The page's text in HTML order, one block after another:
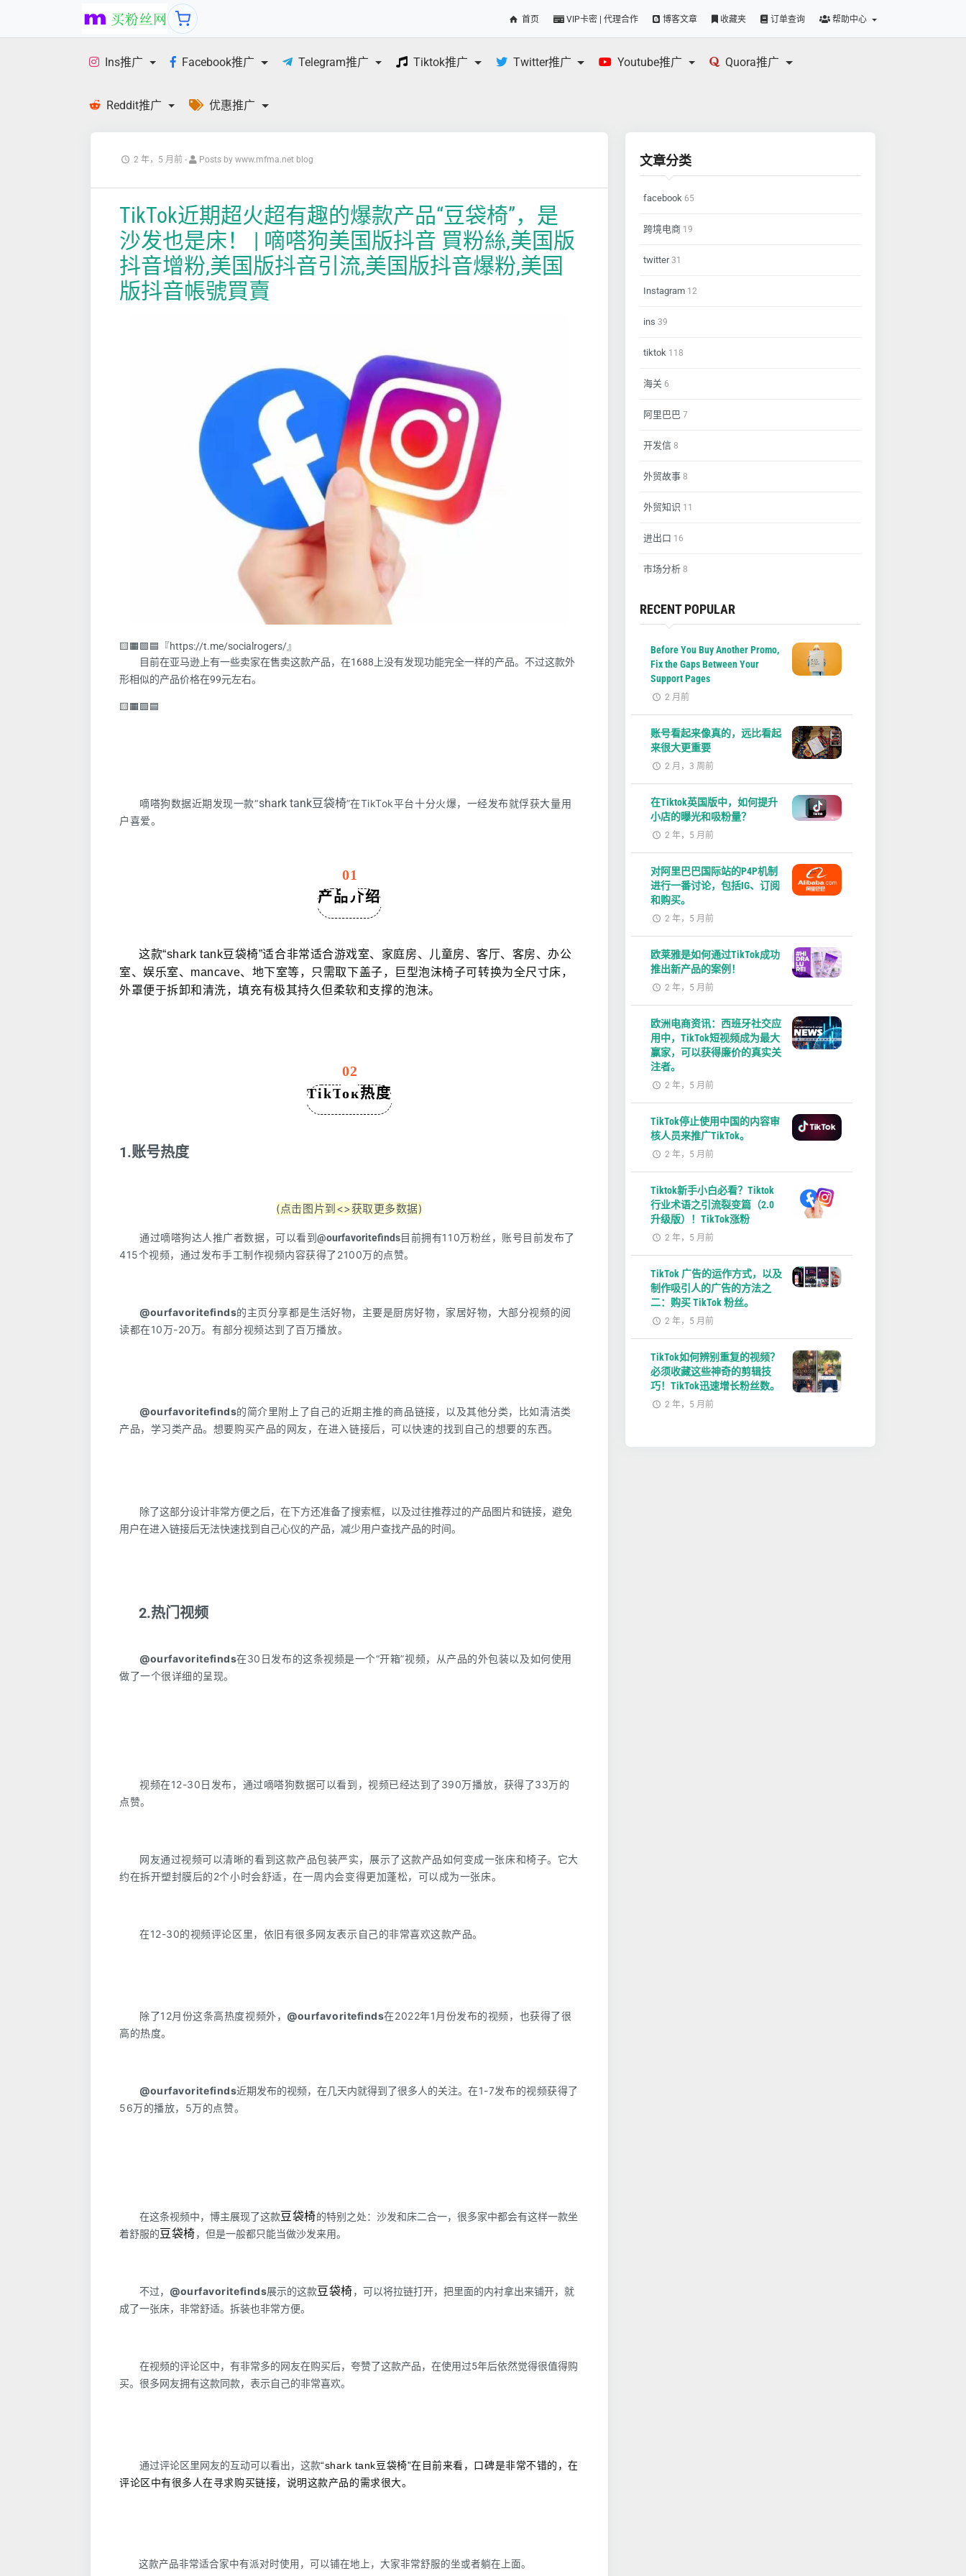
首页 VIP卡密 | 代理合作 博客文章 收藏夹 订单查询 帮助中心
Ins推广 Facebook推广 Telegram推广 Tiktok推广 Twitter推广 Youtube推广 Quora推广
Reddit推广 优惠推广
2 年，5 月前 - Posts by www.mfma.net blog
TikTok近期超火超有趣的爆款产品“豆袋椅”，是
沙发也是床！ | 嘀嗒狗美国版抖音 買粉絲,美国版
抖音增粉,美国版抖音引流,美国版抖音爆粉,美国
版抖音帳號買賣
🟨🟧🟩🟦『https://t.me/socialrogers/』
目前在亚马逊上有一些卖家在售卖这款产品，在1688上没有发现功能完全一样的产品。不过这款外
形相似的产品价格在99元左右。
🟨🟧🟩🟦
嘀嗒狗数据近期发现一款“shark tank豆袋椅”在TikTok平台十分火爆，一经发布就俘获大量用
户喜爱。
01
产品介绍
这款“shark tank豆袋椅”适合非常适合游戏室、家庭房、儿童房、客厅、客房、办公
室、娱乐室、mancave、地下室等， 只需取下盖子， 巨型泡沫椅子可转换为全尺寸床，
外罩便于拆卸和清洗，填充有极其持久但柔软和支撑的泡沫。
02
TikTok热度
1.账号热度
(点击图片到<>获取更多数据)
通过嘀嗒狗达人推广者数据，可以看到@ourfavoritefinds目前拥有110万粉丝，账号目前发布了
415个视频，通过发布手工制作视频内容获得了2100万的点赞。
@ourfavoritefinds的主页分享都是生活好物，主要是厨房好物，家居好物，大部分视频的阅
读都在10万-20万。有部分视频达到了百万播放。
@ourfavoritefinds的简介里附上了自己的近期主推的商品链接，以及其他分类，比如清洁类
产品，学习类产品。想要购买产品的网友，在进入链接后，可以快速的找到自己的想要的东西。
除了这部分设计非常方便之后，在下方还准备了搜索框，以及过往推荐过的产品图片和链接，避免
用户在进入链接后无法快速找到自己心仪的产品，减少用户查找产品的时间。
2.热门视频
@ourfavoritefinds在30日发布的这条视频是一个“开箱”视频，从产品的外包装以及如何使用
做了一个很详细的呈现。
视频在12-30日发布，通过嘀嗒狗数据可以看到，视频已经达到了390万播放，获得了33万的
点赞。
网友通过视频可以清晰的看到这款产品包装严实，展示了这款产品如何变成一张床和椅子。它大
约在拆开塑封膜后的2个小时会舒适，在一周内会变得更加蓬松，可以成为一张床。
在12-30的视频评论区里，依旧有很多网友表示自己的非常喜欢这款产品。
除了12月份这条高热度视频外， @ourfavoritefinds在2022年1月份发布的视频，也获得了很
高的热度。
@ourfavoritefinds近期发布的视频，在几天内就得到了很多人的关注。在1-7发布的视频获得了
56万的播放，5万的点赞。
在这条视频中，博主展现了这款豆袋椅的特别之处：沙发和床二合一，很多家中都会有这样一款坐
着舒服的豆袋椅，但是一般都只能当做沙发来用。
不过， @ourfavoritefinds展示的这款豆袋椅，可以将拉链打开，把里面的内衬拿出来铺开，就
成了一张床，非常舒适。拆装也非常方便。
在视频的评论区中，有非常多的网友在购买后，夸赞了这款产品，在使用过5年后依然觉得很值得购
买。很多网友拥有这款同款，表示自己的非常喜欢。
通过评论区里网友的互动可以看出，这款“shark tank豆袋椅”在目前来看，口碑是非常不错的，在
评论区中有很多人在寻求购买链接，说明这款产品的需求很大。
这款产品非常适合家中有派对时使用，可以铺在地上，大家非常舒服的坐或者躺在上面。
文章分类
facebook 65
跨境电商 19
twitter31
Instagram 12
ins 39
tiktok 118
海关 6
阿里巴巴 7
开发信 8
外贸故事 8
外贸知识 11
进出口 16
市场分析 8
RECENT POPULAR
Before You Buy Another Promo,
Fix the Gaps Between Your
Support Pages
2 月前
账号看起来像真的，远比看起
来很大更重要
2 月，3 周前
在Tiktok英国版中，如何提升
小店的曝光和吸粉量？
2 年，5 月前
对阿里巴巴国际站的P4P机制
进行一番讨论，包括IG、订阅
和购买。
2 年，5 月前
欧莱雅是如何通过TikTok成功
推出新产品的案例！
2 年，5 月前
欧洲电商资讯：西班牙社交应
用中，TikTok短视频成为最大
赢家，可以获得廉价的真实关
注者。
2 年，5 月前
TikTok停止使用中国的内容审
核人员来推广TikTok。
2 年，5 月前
Tiktok新手小白必看？Tiktok
行业术语之引流裂变篇（2.0
升级版）！TikTok涨粉
2 年，5 月前
TikTok 广告的运作方式，以及
制作吸引人的广告的方法之
二：购买 TikTok 粉丝。
2 年，5 月前
TikTok如何辨别重复的视频？
必须收藏这些神奇的剪辑技
巧！TikTok迅速增长粉丝数。
2 年，5 月前